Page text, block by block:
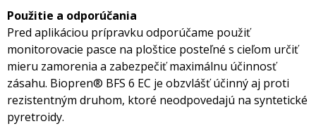
Použitie a odporúčania
Pred aplikáciou prípravku odporúčame použiť
monitorovacie pasce na ploštice posteľné s cieľom určiť
mieru zamorenia a zabezpečiť maximálnu účinnosť
zásahu. Biopren® BFS 6 EC je obzvlášť účinný aj proti
rezistentným druhom, ktoré neodpovedajú na syntetické
pyretroidy.